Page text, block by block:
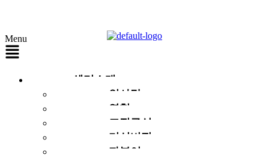
Menu
센터소개
인사말
연혁
조직구성
미션비전
자봉이